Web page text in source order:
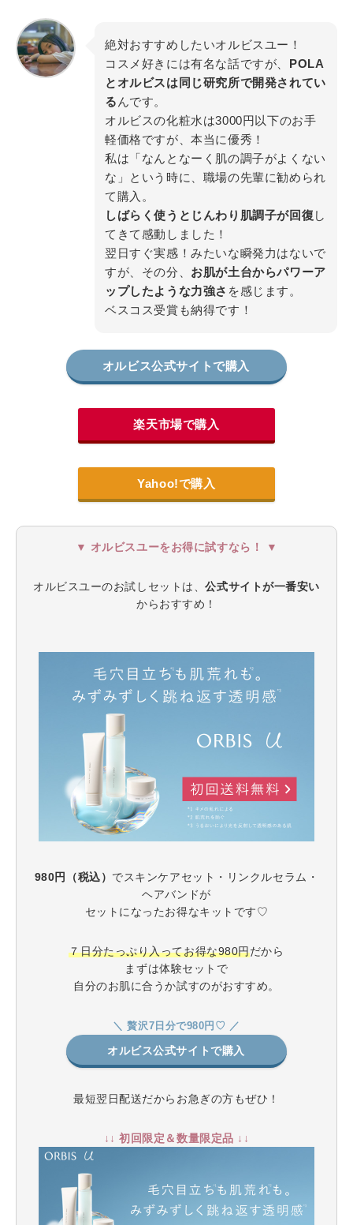
絶対おすすめしたいオルビスユー！
コスメ好きには有名な話ですが、 POLA
とオルビスは同じ研究所で開発されてい
る んです。
オルビスの化粧水は3000円以下のお手
軽価格ですが、本当に優秀！
私は「なんとなーく肌の調子がよくない
な」という時に、職場の先輩に勧められ
て購入。
しばらく使うとじんわり肌調子が回復 し
てきて感動しました！
翌日すぐ実感！みたいな瞬発力はないで
すが、その分、 お肌が土台からパワーア
ップしたような力強さ を感じます。
ベスコス受賞も納得です！
オルビス公式サイトで購入
楽天市場で購入
Yahoo!で購入
▼ オルビスユーをお得に試すなら！ ▼
オルビスユーのお試しセットは、公式サイトが一番安い
からおすすめ！
980円（税込） でスキンケアセット・リンクルセラム・
ヘアバンドが
セットになったお得なキットです♡
７日分たっぷり入ってお得な980円だから
まずは体験セットで
自分のお肌に合うか試すのがおすすめ。
＼ 贅沢7日分で980円♡ ／
オルビス公式サイトで購入
最短翌日配送だからお急ぎの方もぜひ！
↓↓ 初回限定＆数量限定品 ↓↓